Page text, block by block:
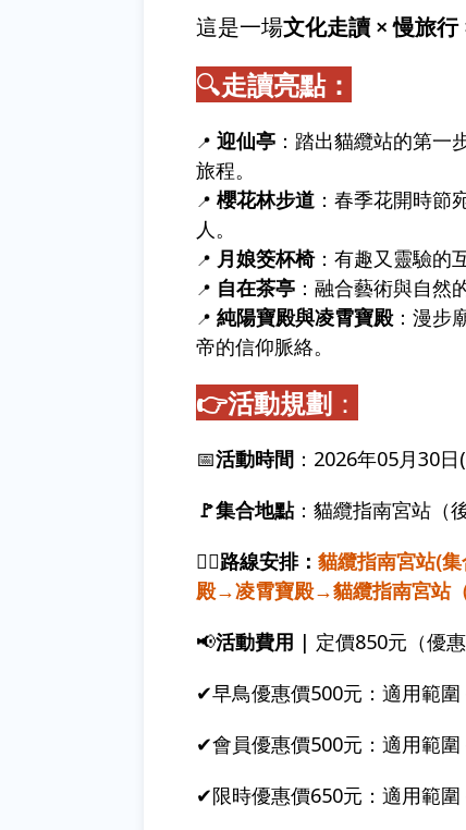
這是一場文化走讀 × 慢旅行
🔍走讀亮點：
📍 迎仙亭 ：踏出貓纜站的第
旅程。
📍 櫻花林步道 ：春季花開時節
人。
📍 月娘筊杯椅：有趣又靈驗的
📍 自在茶亭 ：融合藝術與自然
📍 純陽寶殿與凌霄寶殿：漫步
帝的信仰脈絡。
👉活動規劃 ：
📅活動時間 ：2026年05月30
🚩集合地點：貓纜指南宮站（後
🚶‍♂️路線安排： 貓纜指南宮站(
殿→凌霄寶殿→貓纜指南宮站（
📢活動費用 | 定價850元（優
✔早鳥優惠價500元：適用範
✔會員優惠價500元：適用範
✔限時優惠價650元：適用範